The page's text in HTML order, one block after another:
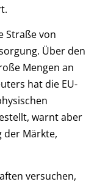
Straße von
Über den
Mengen an
hat die EU-
warnt aber
der Märkte,
versuchen,